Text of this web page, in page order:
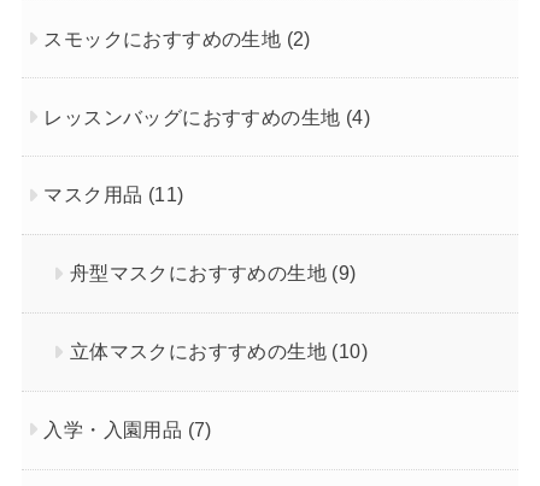
スモックにおすすめの生地 (2)
レッスンバッグにおすすめの生地 (4)
マスク用品 (11)
舟型マスクにおすすめの生地 (9)
立体マスクにおすすめの生地 (10)
入学・入園用品 (7)